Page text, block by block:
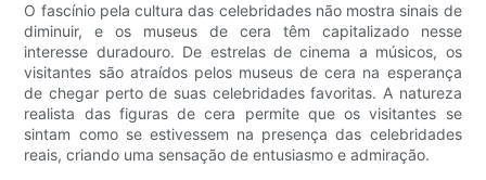
O fascínio pela cultura das celebridades não mostra sinais de
diminuir, e os museus de cera têm capitalizado nesse
interesse duradouro. De estrelas de cinema a músicos, os
visitantes são atraídos pelos museus de cera na esperança
de chegar perto de suas celebridades favoritas. A natureza
realista das figuras de cera permite que os visitantes se
sintam como se estivessem na presença das celebridades
reais, criando uma sensação de entusiasmo e admiração.